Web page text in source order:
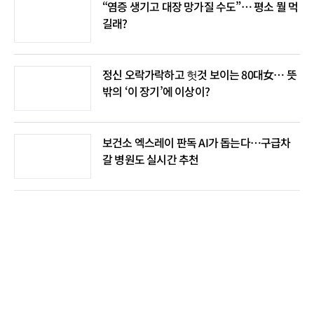
“염증 생기고 대장 망가질 수도”… 평소 뭘 먹
길래?
정신 오락가락하고 헛것 보이는 80대女… 뜻
밖의 ‘이 장기’에 이상이?
보건소 엑스레이 판독 AI가 돕는다…구급차
갈 병원도 실시간 추천